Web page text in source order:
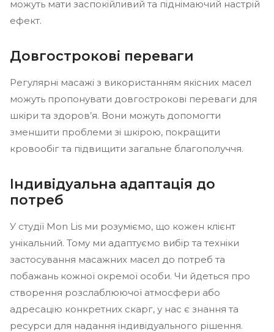
можуть мати заспокійливий та піднімаючий настрій
ефект.
Довгострокові переваги
Регулярні масажі з використанням якісних масел
можуть пропонувати довгострокові переваги для
шкіри та здоров’я. Вони можуть допомогти
зменшити проблеми зі шкірою, покращити
кровообіг та підвищити загальне благополуччя.
Індивідуальна адаптація до
потреб
У студії Mon Lis ми розуміємо, що кожен клієнт
унікальний. Тому ми адаптуємо вибір та техніки
застосування масажних масел до потреб та
побажань кожної окремої особи. Чи йдеться про
створення розслаблюючої атмосфери або
адресацію конкретних скарг, у нас є знання та
ресурси для надання індивідуального рішення.